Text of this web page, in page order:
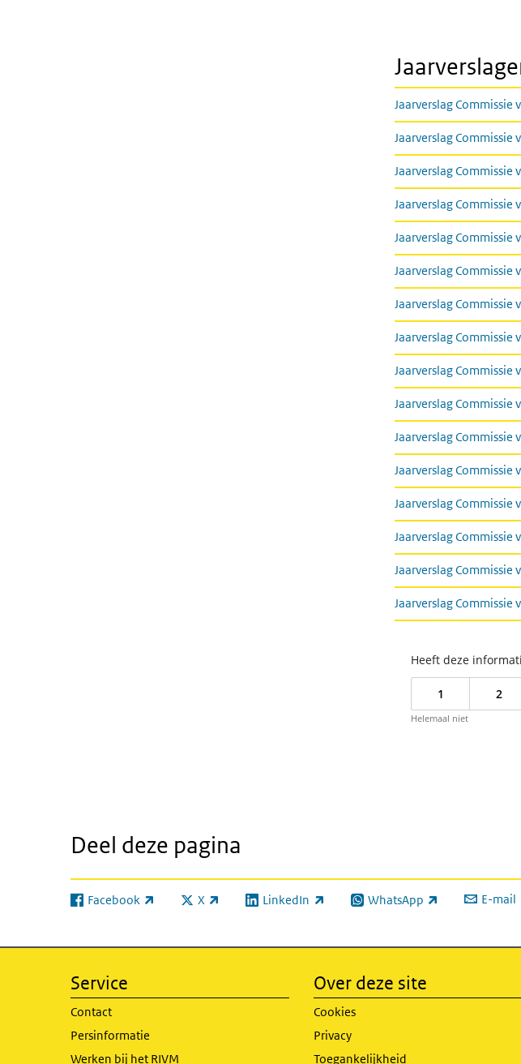
Jaarverslag Commissie
Jaarverslag Commissie
Jaarverslag Commissie
Jaarverslag Commissie
Jaarverslag Commissie
Jaarverslag Commissie
Jaarverslag Commissie
Jaarverslag Commissie
Jaarverslag Commissie
Jaarverslag Commissie
Jaarverslag Commissie
Jaarverslag Commissie
Jaarverslag Commissie
Jaarverslag Commissie
Jaarverslag Commissie
Jaarverslag Commissie
Heeft deze
1 2
Helemaal niet
Deel deze pagina
Facebook
(externe link) X
(externe link) LinkedIn
(externe link) WhatsApp
(externe link) E-mail
Service
Contact
Persinformatie
Werken bij het RIVM
Over deze site
Cookies
Privacy
Toegankelijkheid